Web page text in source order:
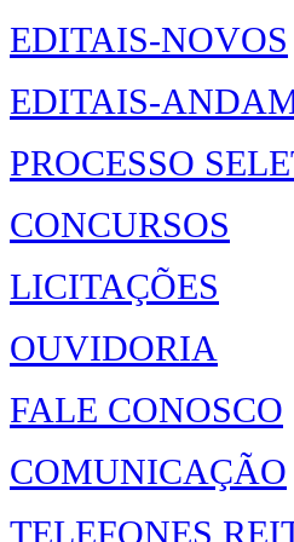
EDITAIS-NOVOS
EDITAIS-
PROCESSO
CONCURSOS
LICITAÇÕES
OUVIDORIA
FALE CONOSCO
COMUNICAÇÃO
TELEFONES